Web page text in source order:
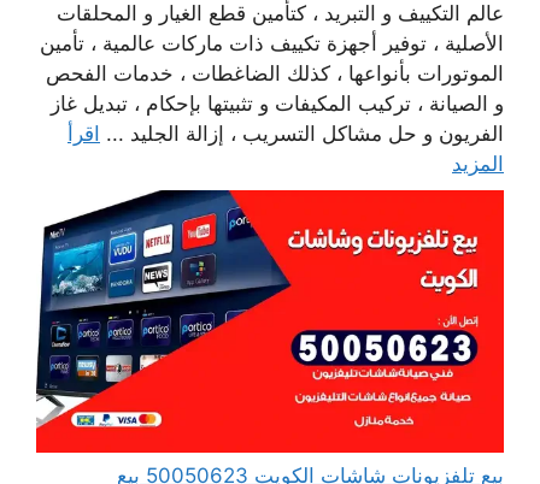
عالم التكييف و التبريد ، كتأمين قطع الغيار و المحلقات
الأصلية ، توفير أجهزة تكييف ذات ماركات عالمية ، تأمين
الموتورات بأنواعها ، كذلك الضاغطات ، خدمات الفحص
و الصيانة ، تركيب المكيفات و تثبيتها بإحكام ، تبديل غاز
الفريون و حل مشاكل التسريب ، إزالة الجليد ... اقرأ
المزيد
بيع تلفزيونات شاشات الكويت 50050623 بيع